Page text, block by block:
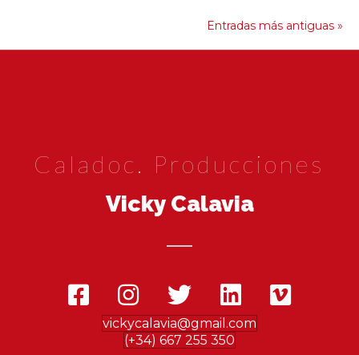
Entradas más antiguas »
Caladoc. Producciones
Vicky Calavia
vickycalavia@gmail.com
(+34) 667 255 350